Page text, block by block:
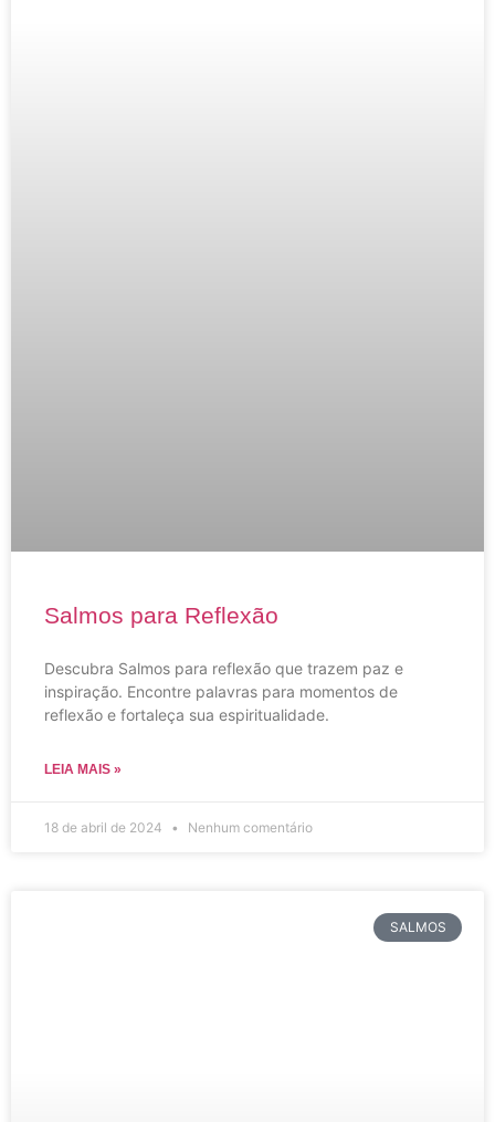
Salmos para Reflexão
Descubra Salmos para reflexão que trazem paz e
inspiração. Encontre palavras para momentos de
reflexão e fortaleça sua espiritualidade.
LEIA MAIS »
18 de abril de 2024 Nenhum comentário
SALMOS